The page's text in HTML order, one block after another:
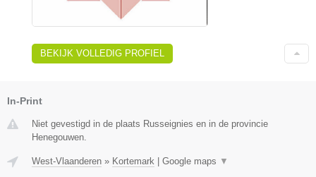
BEKIJK VOLLEDIG PROFIEL
In-Print
Niet gevestigd in de plaats Russeignies en in de provincie
Henegouwen.
West-Vlaanderen » Kortemark | Google maps ▼